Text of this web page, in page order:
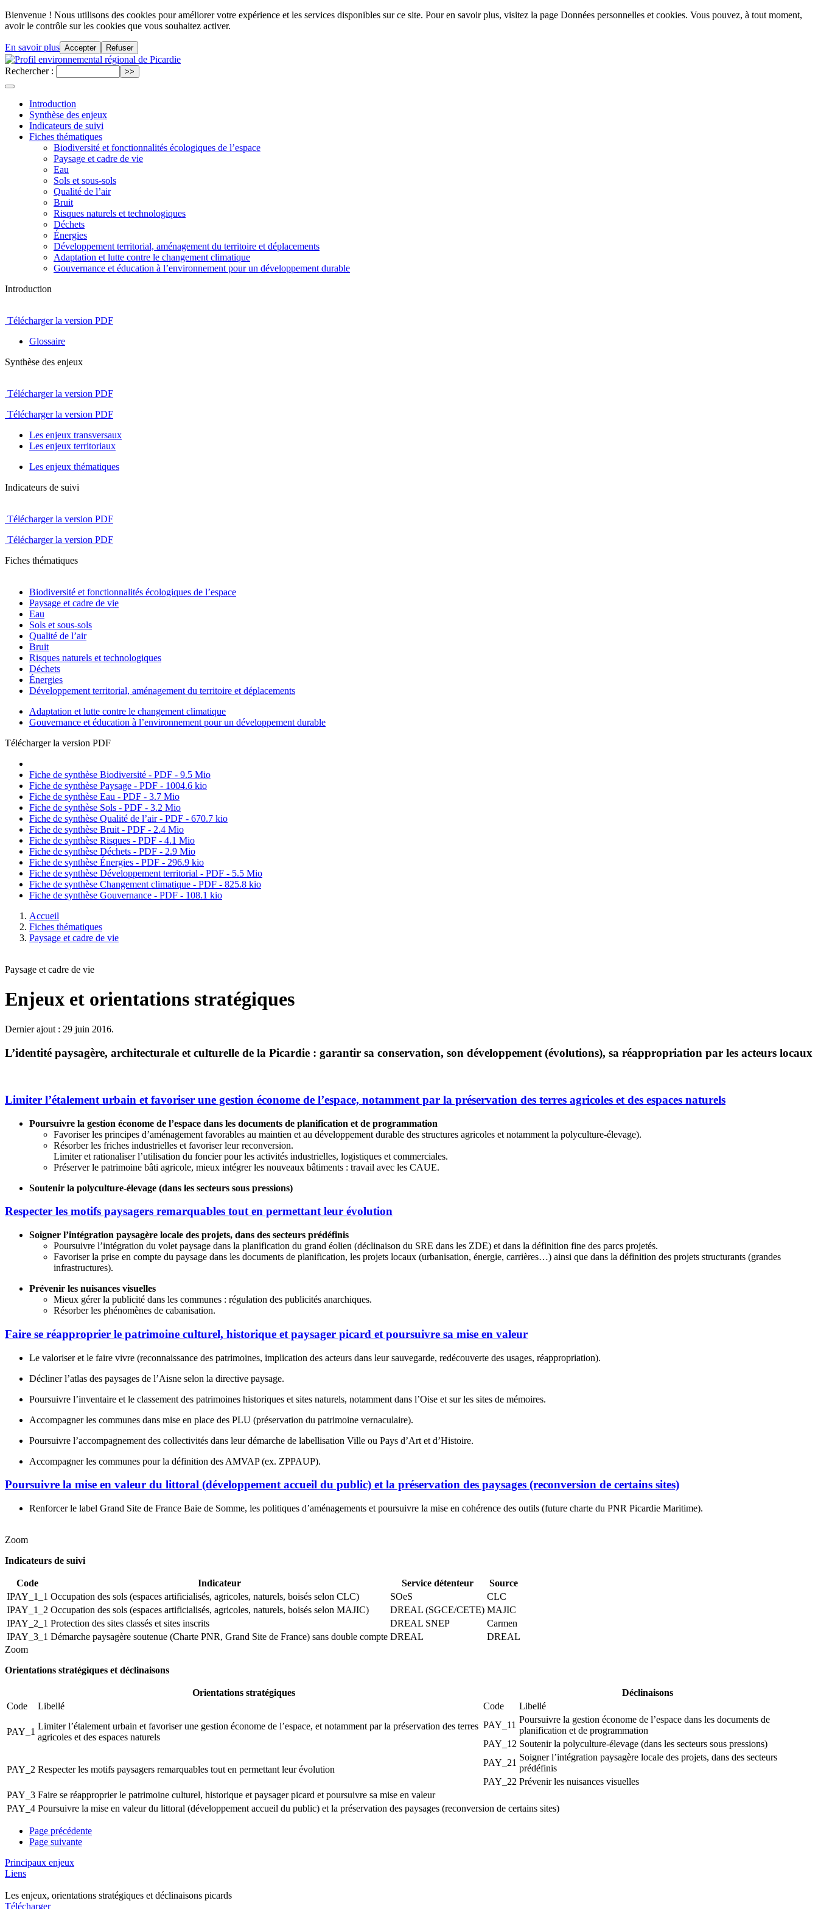
Bienvenue ! Nous utilisons des cookies pour améliorer votre expérience et les services disponibles sur ce site. Pour en savoir plus, visitez la page Données personnelles et cookies. Vous pouvez, à tout moment,
avoir le contrôle sur les cookies que vous souhaitez activer.
En savoir plus Accepter Refuser
Rechercher :
Introduction
Synthèse des enjeux
Indicateurs de suivi
Fiches thématiques
Biodiversité et fonctionnalités écologiques de l’espace
Paysage et cadre de vie
Eau
Sols et sous-sols
Qualité de l’air
Bruit
Risques naturels et technologiques
Déchets
Énergies
Développement territorial, aménagement du territoire et déplacements
Adaptation et lutte contre le changement climatique
Gouvernance et éducation à l’environnement pour un développement durable
Introduction
Télécharger la version PDF
Glossaire
Synthèse des enjeux
Télécharger la version PDF
Télécharger la version PDF
Les enjeux transversaux
Les enjeux territoriaux
Les enjeux thématiques
Indicateurs de suivi
Télécharger la version PDF
Télécharger la version PDF
Fiches thématiques
Biodiversité et fonctionnalités écologiques de l’espace
Paysage et cadre de vie
Eau
Sols et sous-sols
Qualité de l’air
Bruit
Risques naturels et technologiques
Déchets
Énergies
Développement territorial, aménagement du territoire et déplacements
Adaptation et lutte contre le changement climatique
Gouvernance et éducation à l’environnement pour un développement durable
Télécharger la version PDF
Fiche de synthèse Biodiversité - PDF - 9.5 Mio
Fiche de synthèse Paysage - PDF - 1004.6 kio
Fiche de synthèse Eau - PDF - 3.7 Mio
Fiche de synthèse Sols - PDF - 3.2 Mio
Fiche de synthèse Qualité de l’air - PDF - 670.7 kio
Fiche de synthèse Bruit - PDF - 2.4 Mio
Fiche de synthèse Risques - PDF - 4.1 Mio
Fiche de synthèse Déchets - PDF - 2.9 Mio
Fiche de synthèse Énergies - PDF - 296.9 kio
Fiche de synthèse Développement territorial - PDF - 5.5 Mio
Fiche de synthèse Changement climatique - PDF - 825.8 kio
Fiche de synthèse Gouvernance - PDF - 108.1 kio
Accueil
Fiches thématiques
Paysage et cadre de vie
Paysage et cadre de vie
Enjeux et orientations stratégiques
Dernier ajout : 29 juin 2016.
L’identité paysagère, architecturale et culturelle de la Picardie : garantir sa conservation, son développement (évolutions), sa réappropriation par les acteurs locaux
Limiter l’étalement urbain et favoriser une gestion économe de l’espace, notamment par la préservation des terres agricoles et des espaces naturels
Poursuivre la gestion économe de l’espace dans les documents de planification et de programmation
Favoriser les principes d’aménagement favorables au maintien et au développement durable des structures agricoles et notamment la polyculture-élevage).
Résorber les friches industrielles et favoriser leur reconversion.
Limiter et rationaliser l’utilisation du foncier pour les activités industrielles, logistiques et commerciales.
Préserver le patrimoine bâti agricole, mieux intégrer les nouveaux bâtiments : travail avec les CAUE.
Soutenir la polyculture-élevage (dans les secteurs sous pressions)
Respecter les motifs paysagers remarquables tout en permettant leur évolution
Soigner l’intégration paysagère locale des projets, dans des secteurs prédéfinis
Poursuivre l’intégration du volet paysage dans la planification du grand éolien (déclinaison du SRE dans les ZDE) et dans la définition fine des parcs projetés.
Favoriser la prise en compte du paysage dans les documents de planification, les projets locaux (urbanisation, énergie, carrières…) ainsi que dans la définition des projets structurants (grandes
infrastructures).
Prévenir les nuisances visuelles
Mieux gérer la publicité dans les communes : régulation des publicités anarchiques.
Résorber les phénomènes de cabanisation.
Faire se réapproprier le patrimoine culturel, historique et paysager picard et poursuivre sa mise en valeur
Le valoriser et le faire vivre (reconnaissance des patrimoines, implication des acteurs dans leur sauvegarde, redécouverte des usages, réappropriation).
Décliner l’atlas des paysages de l’Aisne selon la directive paysage.
Poursuivre l’inventaire et le classement des patrimoines historiques et sites naturels, notamment dans l’Oise et sur les sites de mémoires.
Accompagner les communes dans mise en place des PLU (préservation du patrimoine vernaculaire).
Poursuivre l’accompagnement des collectivités dans leur démarche de labellisation Ville ou Pays d’Art et d’Histoire.
Accompagner les communes pour la définition des AMVAP (ex. ZPPAUP).
Poursuivre la mise en valeur du littoral (développement accueil du public) et la préservation des paysages (reconversion de certains sites)
Renforcer le label Grand Site de France Baie de Somme, les politiques d’aménagements et poursuivre la mise en cohérence des outils (future charte du PNR Picardie Maritime).
Zoom
Indicateurs de suivi
Code Indicateur Service détenteur
Source
IPAY_1_1 Occupation des sols (espaces artificialisés, agricoles, naturels, boisés selon CLC) SOeS
CLC
IPAY_1_2 Occupation des sols (espaces artificialisés, agricoles, naturels, boisés selon MAJIC) DREAL (SGCE/CETE) MAJIC
IPAY_2_1 Protection des sites classés et sites inscrits DREAL SNEP
Carmen
IPAY_3_1 Démarche paysagère soutenue (Charte PNR, Grand Site de France) sans double compte DREAL
DREAL
Zoom
Orientations stratégiques et déclinaisons
Orientations stratégiques
Déclinaisons
Code
Libellé Code Libellé
PAY_1
Limiter l’étalement urbain et favoriser une gestion économe de l’espace, et notamment par la préservation des terres
agricoles et des espaces naturels
PAY_11
Poursuivre la gestion économe de l’espace dans les documents de
planification et de programmation
PAY_12 Soutenir la polyculture-élevage (dans les secteurs sous pressions)
PAY_2 Respecter les motifs paysagers remarquables tout en permettant leur évolution
PAY_21
Soigner l’intégration paysagère locale des projets, dans des secteurs
prédéfinis
PAY_22 Prévenir les nuisances visuelles
PAY_3 Faire se réapproprier le patrimoine culturel, historique et paysager picard et poursuivre sa mise en valeur
PAY_4 Poursuivre la mise en valeur du littoral (développement accueil du public) et la préservation des paysages (reconversion de certains sites)
Page précédente
Page suivante
Principaux enjeux
Liens
Les enjeux, orientations stratégiques et déclinaisons picards
Télécharger